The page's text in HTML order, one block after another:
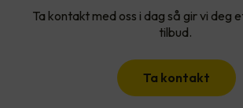
Ta kontakt med oss i dag så gir vi deg
tilbud.
Ta kontakt